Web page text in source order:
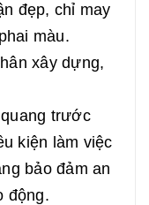
đẹp, chỉ may
màu.
xây dựng,
trước
kiện làm việc
bảo đảm an
động.